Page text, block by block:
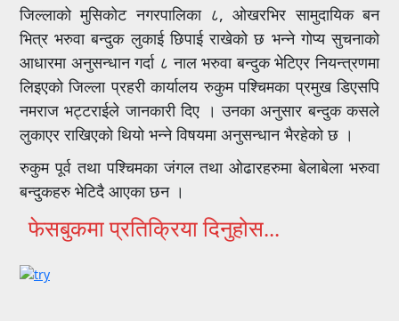
जिल्लाको मुसिकोट नगरपालिका ८, ओखरभिर सामुदायिक बन
भित्र भरुवा बन्दुक लुकाई छिपाई राखेको छ भन्ने गोप्य सुचनाको
आधारमा अनुसन्धान गर्दा ८ नाल भरुवा बन्दुक भेटिएर नियन्त्रणमा
लिइएको जिल्ला प्रहरी कार्यालय रुकुम पश्चिमका प्रमुख डिएसपि
नमराज भट्टराईले जानकारी दिए । उनका अनुसार बन्दुक कसले
लुकाएर राखिएको थियो भन्ने विषयमा अनुसन्धान भैरहेको छ ।
रुकुम पूर्व तथा पश्चिमका जंगल तथा ओढारहरुमा बेलाबेला भरुवा
बन्दुकहरु भेटिदै आएका छन ।
फेसबुकमा प्रतिक्रिया दिनुहोस...